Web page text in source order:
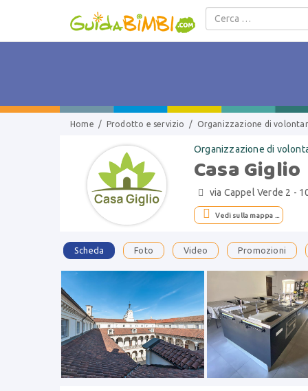
Salta al contenuto
Home / Prodotto e servizio / Organizzazione di
Organizzazione di
Casa Giglio
 via Cappel Verde 2 -
 Vedi sulla mappa ...
Scheda Foto Video Promozioni